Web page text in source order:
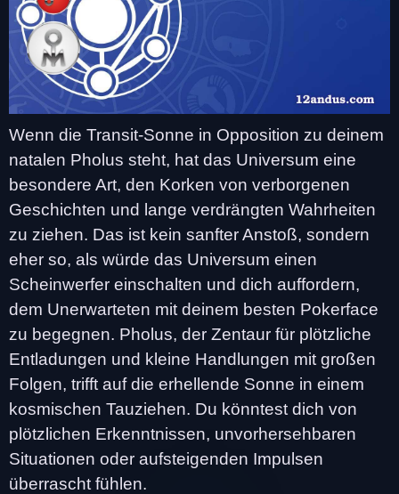
Wenn die Transit-Sonne in Opposition zu deinem
natalen Pholus steht, hat das Universum eine
besondere Art, den Korken von verborgenen
Geschichten und lange verdrängten Wahrheiten
zu ziehen. Das ist kein sanfter Anstoß, sondern
eher so, als würde das Universum einen
Scheinwerfer einschalten und dich auffordern,
dem Unerwarteten mit deinem besten Pokerface
zu begegnen. Pholus, der Zentaur für plötzliche
Entladungen und kleine Handlungen mit großen
Folgen, trifft auf die erhellende Sonne in einem
kosmischen Tauziehen. Du könntest dich von
plötzlichen Erkenntnissen, unvorhersehbaren
Situationen oder aufsteigenden Impulsen
überrascht fühlen.